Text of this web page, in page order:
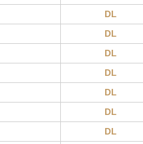
DL
DL
DL
DL
DL
DL
DL